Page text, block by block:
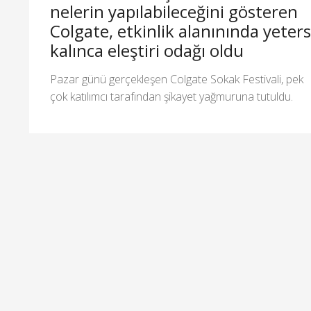
nelerin yapılabileceğini gösteren
Colgate, etkinlik alanınında
kalınca eleştiri odağı oldu
Pazar günü gerçekleşen Colgate Sokak Festivali, pek
çok katılımcı tarafından şikayet yağmuruna tutuldu.